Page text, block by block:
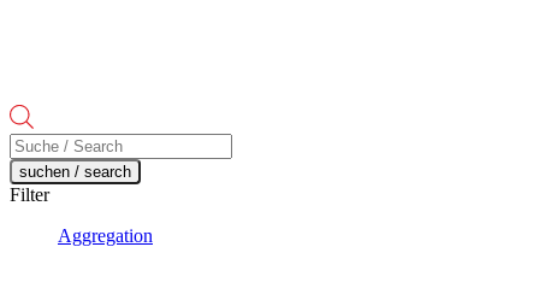
Products
search
suchen / search
Filter
Aggregation